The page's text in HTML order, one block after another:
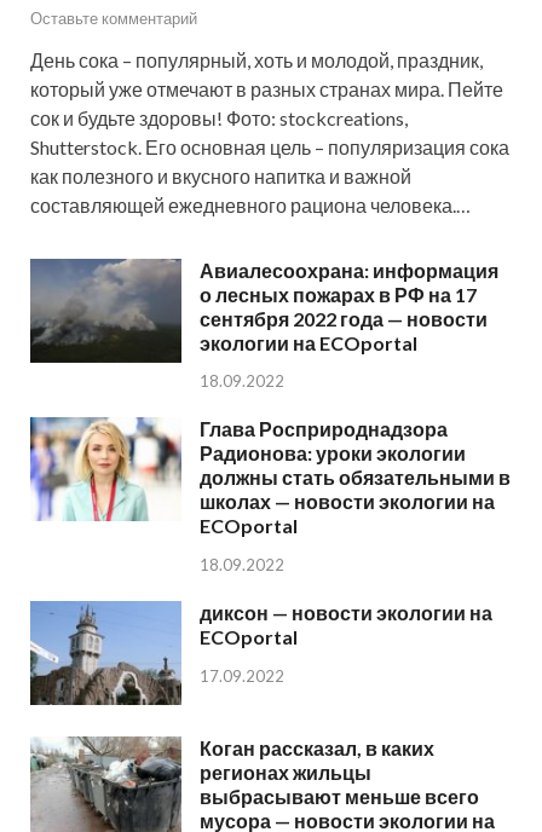
Оставьте комментарий
День сока – популярный, хоть и молодой, праздник,
который уже отмечают в разных странах мира. Пейте
сок и будьте здоровы! Фото: stockcreations,
Shutterstock. Его основная цель – популяризация сока
как полезного и вкусного напитка и важной
составляющей ежедневного рациона человека.…
Авиалесоохрана: информация
о лесных пожарах в РФ на 17
сентября 2022 года — новости
экологии на ECOportal
18.09.2022
Глава Росприроднадзора
Радионова: уроки экологии
должны стать обязательными в
школах — новости экологии на
ECOportal
18.09.2022
диксон — новости экологии на
ECOportal
17.09.2022
Коган рассказал, в каких
регионах жильцы
выбрасывают меньше всего
мусора — новости экологии на